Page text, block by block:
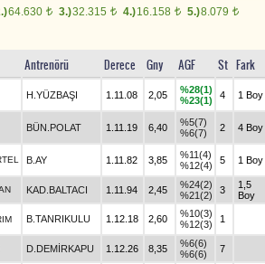
64.630 t 3.)32.315 t 4.)16.158 t 5.)8.079 t
Antrenörü Derece Gny AGF St Fark
H.YÜZBAŞI 1.11.08 2,05
%28(1)
%23(1)
4 1 Boy
BÜN.POLAT 1.11.19 6,40
%5(7)
%6(7)
2 4 Boy
B.AY 1.11.82 3,85
%11(4)
%12(4)
5 1 Boy
KAD.BALTACI 1.11.94 2,45
%24(2)
%21(2)
3
1,5
Boy
B.TANRIKULU 1.12.18 2,60
%10(3)
%12(3)
1
D.DEMİRKAPU 1.12.26 8,35
%6(6)
%6(6)
7